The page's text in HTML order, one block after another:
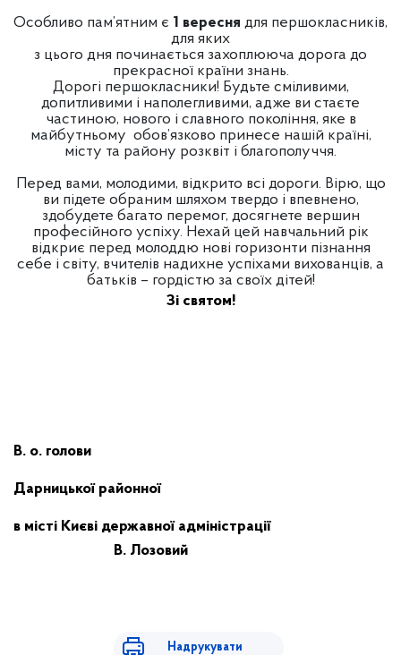
Особливо пам’ятним є 1 вересня для першокласників,
для яких
з цього дня починається захоплююча дорога до
прекрасної країни знань.
Дорогі першокласники! Будьте сміливими,
допитливими і наполегливими, адже ви стаєте
частиною, нового і славного покоління, яке в
майбутньому обов’язково принесе нашій країні,
місту та району розквіт і благополуччя.
Перед вами, молодими, відкрито всі дороги. Вірю, що
ви підете обраним шляхом твердо і впевнено,
здобудете багато перемог, досягнете вершин
професійного успіху. Нехай цей навчальний рік
відкриє перед молоддю нові горизонти пізнання
себе і світу, вчителів надихне успіхами вихованців, а
батьків – гордістю за своїх дітей!
Зі святом!
В. о. голови
Дарницької районної
в місті Києві державної адміністрації
В. Лозовий
Надрукувати